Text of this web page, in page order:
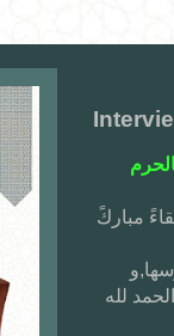
مباركً
لله